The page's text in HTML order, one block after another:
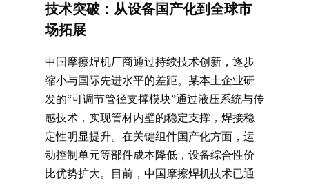
技术突破：从设备国产化到全球市
场拓展
中国摩擦焊机厂商通过持续技术创新，逐步
缩小与国际先进水平的差距。某本土企业研
发的“可调节管径支撑模块”通过液压系统与传
感技术，实现管材内壁的稳定支撑，焊接稳
定性明显提升。在关键组件国产化方面，运
动控制单元等部件成本降低，设备综合性价
比优势扩大。目前，中国摩擦焊机技术已通